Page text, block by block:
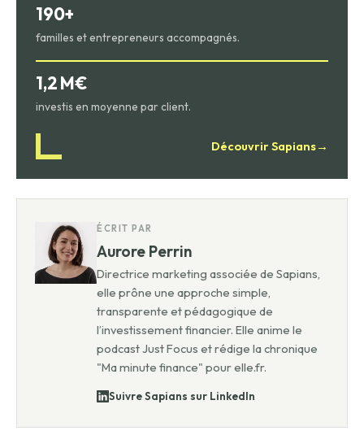
190+
familles et entrepreneurs accompagnés.
1,2 M€
investis en moyenne par client.
Découvrir Sapians→
ÉCRIT PAR
Aurore Perrin
Directrice marketing associée de Sapians,
elle prône une approche simple,
transparente et pédagogique de
l’investissement financier. Elle anime le
podcast Just Focus et rédige la chronique
"Ma minute finance" pour elle.fr.
Suivre Sapians sur LinkedIn